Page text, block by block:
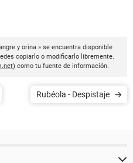
y orina » se encuentra disponible
copiarlo o modificarlo libremente.
) como tu fuente de información.
Rubéola - Despistaje